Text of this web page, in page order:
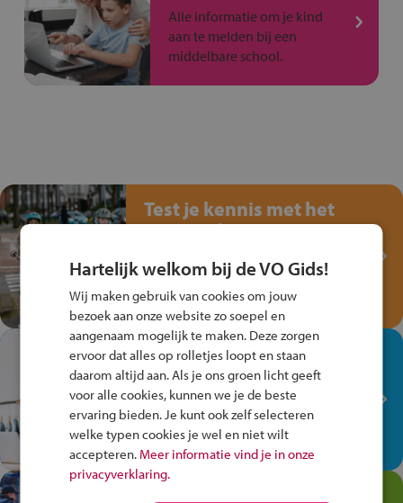
Alle informatie om je kind
aan te melden bij een
middelbare school.
Test je kennis met het
Fiets Veilig
Speel het Fiets Veilig Verkeersspel
en win een Cortina-fiets!
In de winkel ben je op je
plek!
Ontdek via het vmbo jouw talent
op de winkelvloer, waar elke dag
anders is!
Hartelijk welkom bij de VO Gids!
Wij maken gebruik van cookies om jouw
bezoek aan onze website zo soepel en
aangenaam mogelijk te maken. Deze zorgen
ervoor dat alles op rolletjes loopt en staan
daarom altijd aan. Als je ons groen licht geeft
voor alle cookies, kunnen we je de beste
ervaring bieden. Je kunt ook zelf selecteren
welke typen cookies je wel en niet wilt
accepteren. Meer informatie vind je in onze
privacyverklaring.